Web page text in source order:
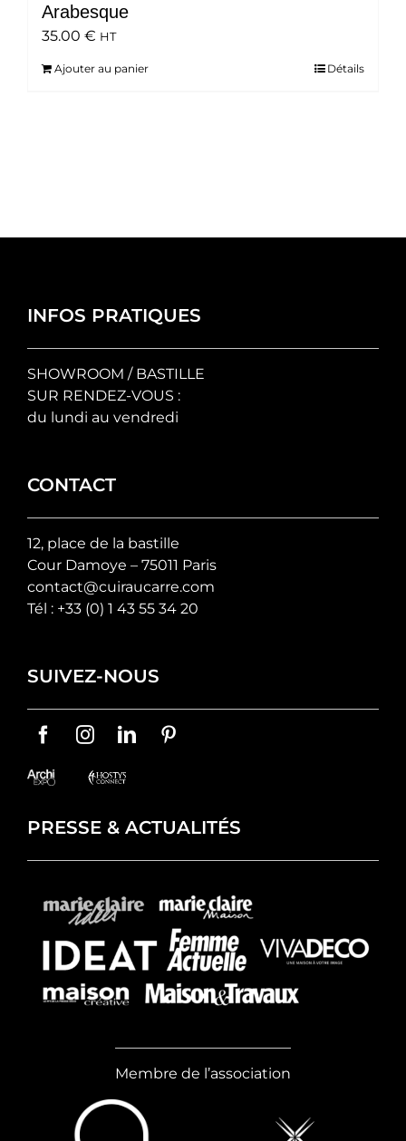
Arabesque
35.00 € HT
Ajouter au panier Détails
INFOS PRATIQUES
SHOWROOM / BASTILLE
SUR RENDEZ-VOUS :
du lundi au vendredi
CONTACT
12, place de la bastille
Cour Damoye – 75011 Paris
contact@cuiraucarre.com
Tél : +33 (0) 1 43 55 34 20
SUIVEZ-NOUS
PRESSE & ACTUALITÉS
Membre de l’association